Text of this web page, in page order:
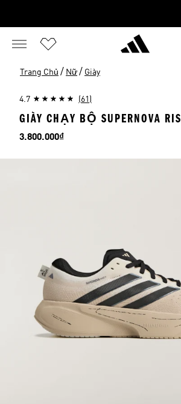
Trang Chủ / Nữ / Giày
4.7 (61)
GIÀY CHẠY BỘ SUPERNOVA
Giá
3.800.000₫